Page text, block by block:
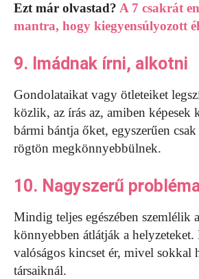
Ezt már olvastad? A 7 csakrát
mantra, hogy kiegyensúlyozott
9. Imádnak írni, alkotni
Gondolataikat vagy ötleteiket
közlik, az írás az, amiben képesek
bármi bántja őket, egyszerűen
rögtön megkönnyebbülnek.
10. Nagyszerű
Mindig teljes egészében szemlélik
könnyebben átlátják a helyzeteket.
valóságos kincset ér, mivel sokkal
társaiknál.